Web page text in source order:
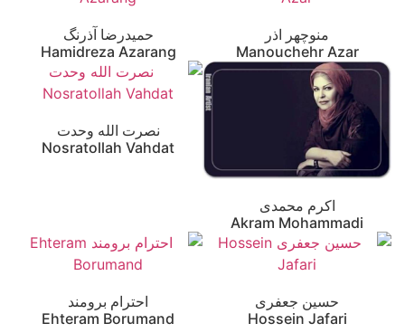
منوچهر اذر
Manouchehr Azar
حمیدرضا آذرنگ
Hamidreza Azarang
اکرم محمدی
Akram Mohammadi
نصرت الله وحدت
Nosratollah Vahdat
حسین جعفری
Hossein Jafari
احترام برومند
Ehteram Borumand